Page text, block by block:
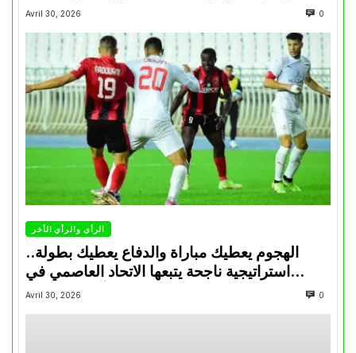
Avril 30, 2026 0
الرأي والرأي الأخر
الهجوم يعطيك مباراة والدفاع يعطيك بطولة..
استراتيجية ناجحة يتبعها الاتحاد العاصمي في
تتويجاته آخر السنوات
Avril 30, 2026 0